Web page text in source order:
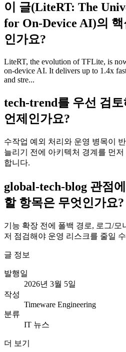
이 글(LiteRT: The
for On-Device AI)의
인가요?
LiteRT, the evolution of TFLite, is
on-device AI. It delivers up to 1.4x
and stre...
tech-trend를 우선 검
언제인가요?
수작업 예외 처리와 운영 병목이
늘리기 전에 아키텍처 경계를 먼
합니다.
global-tech-blog 관점
할 항목은 무엇인가요?
기능 확장 전에 폴백 경로, 로그/모
저 점검해야 운영 리스크를 줄일
글 정보
발행일
2026년 3월 5일
작성
Timeware Engineering
분류
IT 뉴스
더 보기